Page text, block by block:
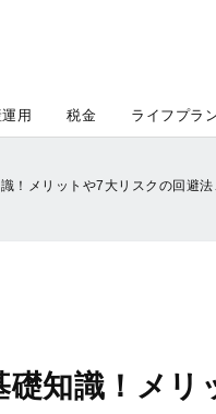
用 税金 ライフプラ
！メリットや7大リスクの回避
知識！メリ